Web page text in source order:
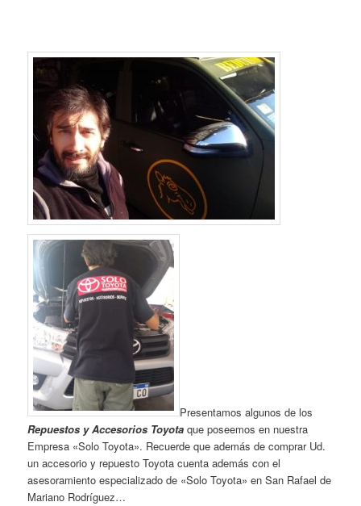
Presentamos algunos de los
Repuestos y Accesorios Toyota que poseemos en nuestra
Empresa «Solo Toyota». Recuerde que además de comprar Ud.
un accesorio y repuesto Toyota cuenta además con el
asesoramiento especializado de «Solo Toyota» en San Rafael de
Mariano Rodríguez…